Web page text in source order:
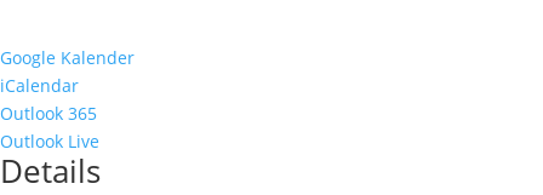
Google Kalender
iCalendar
Outlook 365
Outlook Live
Details